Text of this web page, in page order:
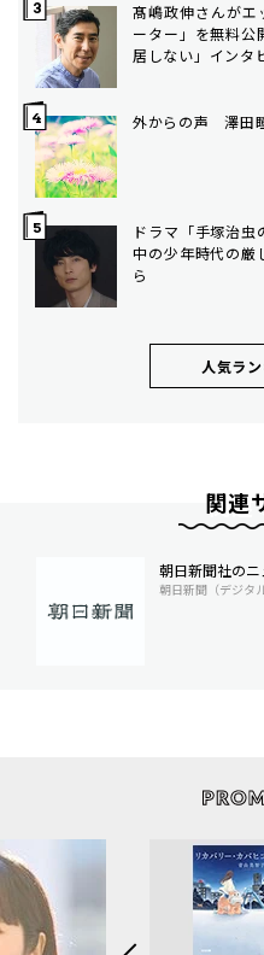
髙嶋政伸さんがエ
ーター」を無料
居しない」インタ
外からの声 澤田
ドラマ「手塚治
中の少年時代の厳
ら
人気ラ
関連
朝日新聞社のニ
朝日新聞（デジタル